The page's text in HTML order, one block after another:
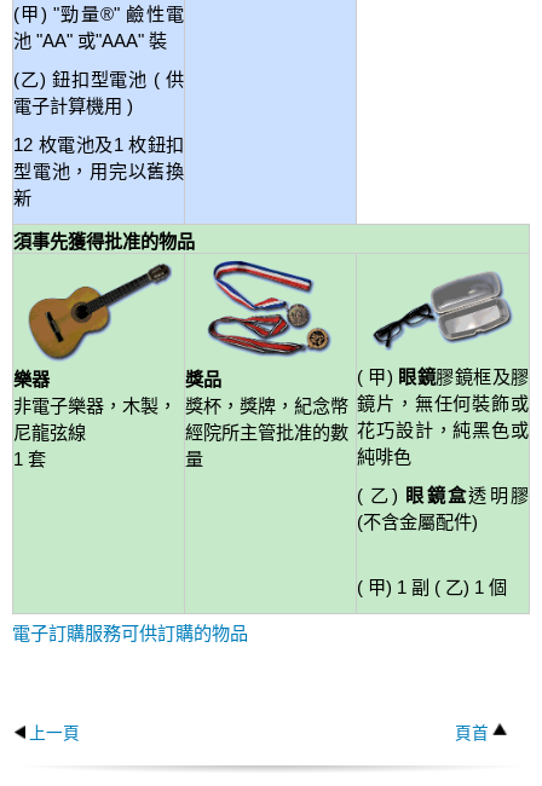
(甲) "勁量®" 鹼性電
池 "AA" 或"AAA" 裝
(乙) 鈕扣型電池 ( 供
電子計算機用 )
12 枚電池及1 枚鈕扣
型電池，用完以舊換
新
須事先獲得批准的物品
樂器
非電子樂器，木製，
尼龍弦線
1 套
獎品
獎杯，獎牌，紀念幣
經院所主管批准的數
量
( 甲) 眼鏡膠鏡框及膠
鏡片，無任何裝飾或
花巧設計，純黑色或
純啡色
( 乙) 眼鏡盒透明膠
(不含金屬配件)
( 甲) 1 副 ( 乙) 1 個
電子訂購服務可供訂購的物品
上一頁 頁首